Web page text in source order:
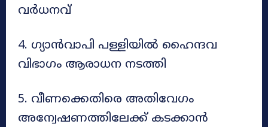
വര്‍ധനവ്
4. ഗ്യാന്‍വാപി പള്ളിയില്‍ ഹൈന്ദവ
വിഭാഗം ആരാധന നടത്തി
5. വീണക്കെതിരെ അതിവേഗം
അന്വേഷണത്തിലേക്ക് കടക്കാൻ